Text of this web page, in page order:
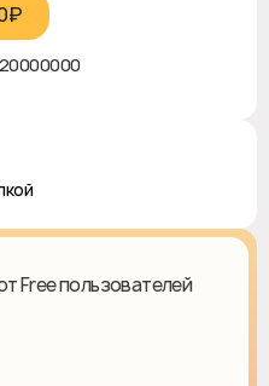
Free пользователей